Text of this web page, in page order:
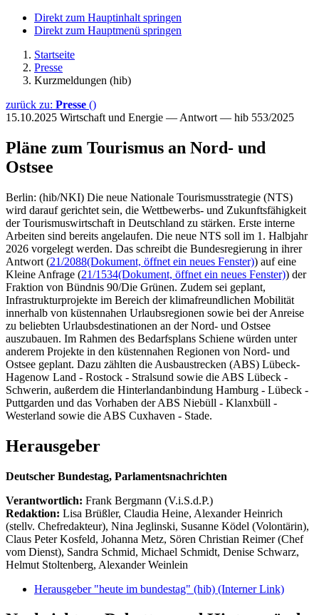
Direkt zum Hauptinhalt springen
Direkt zum Hauptmenü springen
Startseite
Presse
Kurzmeldungen (hib)
zurück zu: Presse ()
15.10.2025 Wirtschaft und Energie — Antwort — hib 553/2025
Pläne zum Tourismus an Nord- und
Ostsee
Berlin: (hib/NKI) Die neue Nationale Tourismusstrategie (NTS)
wird darauf gerichtet sein, die Wettbewerbs- und Zukunftsfähigkeit
der Tourismuswirtschaft in Deutschland zu stärken. Erste interne
Arbeiten sind bereits angelaufen. Die neue NTS soll im 1. Halbjahr
2026 vorgelegt werden. Das schreibt die Bundesregierung in ihrer
Antwort (21/2088(Dokument, öffnet ein neues Fenster)) auf eine
Kleine Anfrage (21/1534(Dokument, öffnet ein neues Fenster)) der
Fraktion von Bündnis 90/Die Grünen. Zudem sei geplant,
Infrastrukturprojekte im Bereich der klimafreundlichen Mobilität
innerhalb von küstennahen Urlaubsregionen sowie bei der Anreise
zu beliebten Urlaubsdestinationen an der Nord- und Ostsee
auszubauen. Im Rahmen des Bedarfsplans Schiene würden unter
anderem Projekte in den küstennahen Regionen von Nord- und
Ostsee geplant. Dazu zählten die Ausbaustrecken (ABS) Lübeck-
Hagenow Land - Rostock - Stralsund sowie die ABS Lübeck -
Schwerin, außerdem die Hinterlandanbindung Hamburg - Lübeck -
Puttgarden und das Vorhaben der ABS Niebüll - Klanxbüll -
Westerland sowie die ABS Cuxhaven - Stade.
Herausgeber
Deutscher Bundestag, Parlamentsnachrichten
Verantwortlich: Frank Bergmann (V.i.S.d.P.)
Redaktion: Lisa Brüßler, Claudia Heine, Alexander Heinrich
(stellv. Chefredakteur), Nina Jeglinski, Susanne Ködel (Volontärin),
Claus Peter Kosfeld, Johanna Metz, Sören Christian Reimer (Chef
vom Dienst), Sandra Schmid, Michael Schmidt, Denise Schwarz,
Helmut Stoltenberg, Alexander Weinlein
Herausgeber "heute im bundestag" (hib) (Interner Link)